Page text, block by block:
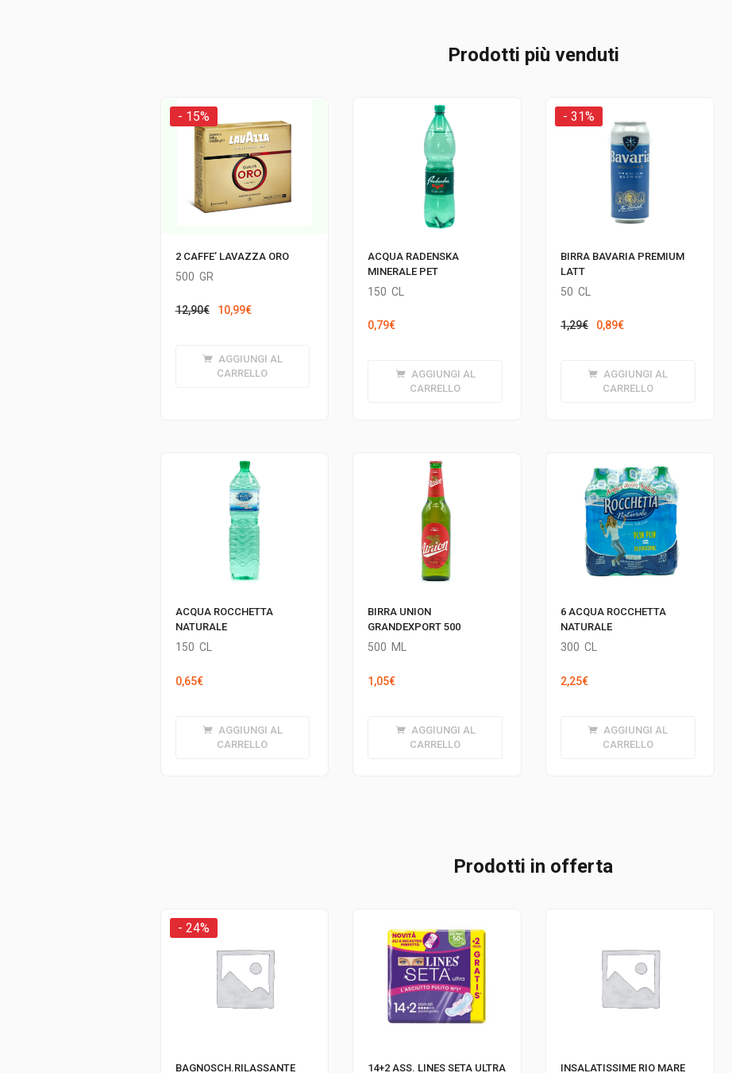
Prodotti più venduti
- 15%
2 CAFFE’ LAVAZZA ORO
500 GR
12,90€
Il
era:
10,99€Il
è:
AGGIUNGI AL
CARRELLO
ACQUA RADENSKA
MINERALE PET
150 CL
0,79€
AGGIUNGI AL
CARRELLO
- 31%
BIRRA BAVARIA PREMIUM
LATT
50 CL
1,29€
Il
era:
0,89€Il
è:
AGGIUNGI AL
CARRELLO
ACQUA ROCCHETTA
NATURALE
150 CL
0,65€
AGGIUNGI AL
CARRELLO
BIRRA UNION
GRANDEXPORT 500
500 ML
1,05€
AGGIUNGI AL
CARRELLO
6 ACQUA ROCCHETTA
NATURALE
300 CL
2,25€
AGGIUNGI AL
CARRELLO
Prodotti in offerta
- 24%
BAGNOSCH.RILASSANTE 14+2 ASS. LINES SETA ULTRA INSALATISSIME RIO MARE